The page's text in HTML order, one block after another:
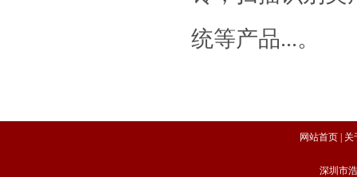
统等产品...。
网站首页 关
深圳市